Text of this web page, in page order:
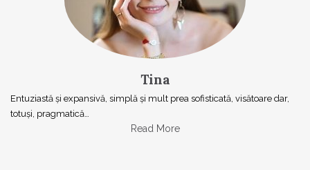
Tina
Entuziastă şi expansivă, simplă şi mult prea sofisticată, visătoare dar,
totuşi, pragmatică…
Read More